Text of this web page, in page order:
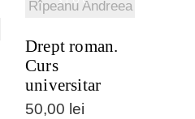
Rîpeanu Andreea
Drept roman.
Curs
universitar
50,00 lei